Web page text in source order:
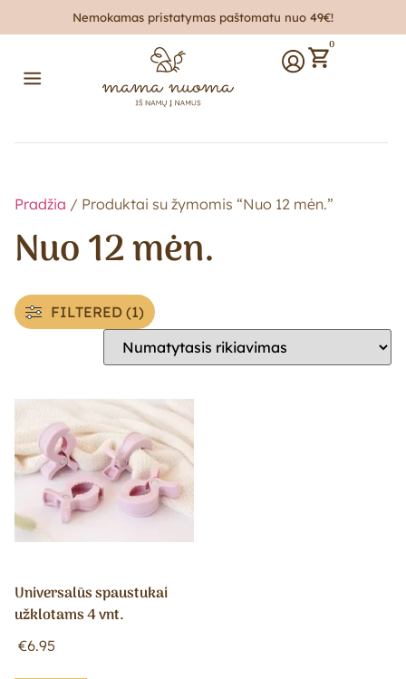
Nemokamas pristatymas paštomatu nuo 49€!
0
Pradžia / Produktai su žymomis “Nuo 12 mėn.”
Nuo 12 mėn.
FILTERED (1)
Universalūs spaustukai
užklotams 4 vnt.
€6.95